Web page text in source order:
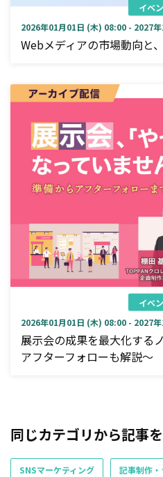
イベ
2026年01月01日 (木) 08:00 - 2027
Webメディアの市場動向と
イベ
2026年01月01日 (木) 08:00 - 2027
展示会の成果を最大化する
アフターフォローも解説～
同じカテゴリから記事
SNSマーケティング 記事制作